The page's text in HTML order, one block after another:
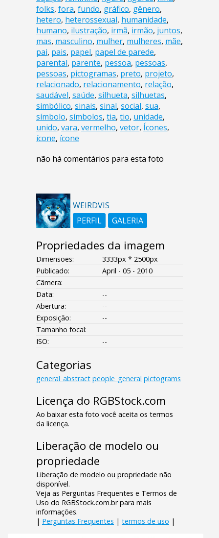
folks, fora, fundo, gráfico, gênero,
hetero, heterossexual, humanidade,
humano, ilustração, irmã, irmão, juntos,
mas, masculino, mulher, mulheres, mãe,
pai, pais, papel, papel de parede,
parental, parente, pessoa, pessoas,
pessoas, pictogramas, preto, projeto,
relacionado, relacionamento, relação,
saudável, saúde, silhueta, silhuetas,
simbólico, sinais, sinal, social, sua,
símbolo, símbolos, tia, tio, unidade,
unido, vara, vermelho, vetor, Ícones,
ícone, ícone
não há comentários para esta foto
WEIRDVIS
PERFIL
GALERIA
Propriedades da imagem
Dimensões:
3333px * 2500px
Publicado:
April - 05 - 2010
Câmera:
Data:
--
Abertura:
--
Exposição:
--
Tamanho focal:
ISO:
--
Categorias
general_abstract people_general pictograms
Licença do RGBStock.com
Ao baixar esta foto você aceita os termos
da licença.
Liberação de modelo ou
propriedade
Liberação de modelo ou propriedade não
disponível.
Veja as Perguntas Frequentes e Termos de
Uso do RGBStock.com.br para mais
informações.
| Perguntas Frequentes | termos de uso |